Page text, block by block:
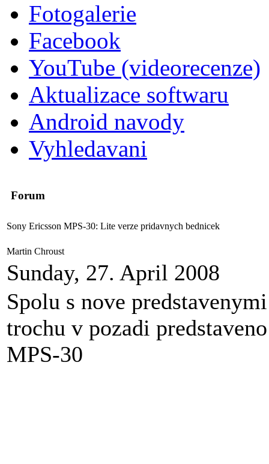
Fotogalerie
Facebook
YouTube (videorecenze)
Aktualizace softwaru
Android navody
Vyhledavani
Forum
Sony Ericsson MPS-30: Lite verze pridavnych bednicek
Martin Chroust
Sunday, 27. April 2008
Spolu s nove
trochu v pozadi
MPS-30